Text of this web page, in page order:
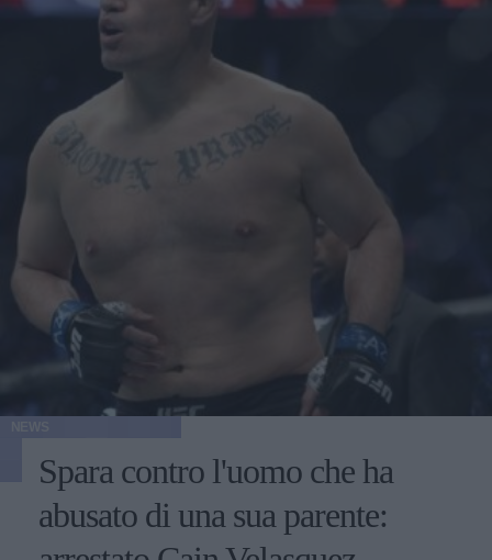
Spara contro l'uomo che ha
abusato di una sua parente: